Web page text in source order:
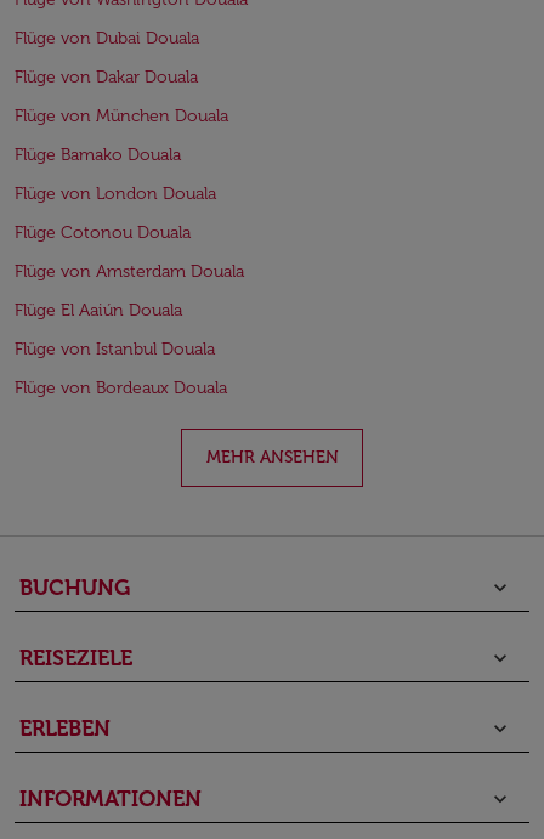
Flüge von Dubai Douala
Flüge von Dakar Douala
Flüge von München Douala
Flüge Bamako Douala
Flüge von London Douala
Flüge Cotonou Douala
Flüge von Amsterdam Douala
Flüge El Aaiún Douala
Flüge von Istanbul Douala
Flüge von Bordeaux Douala
MEHR ANSEHEN
BUCHUNG keyboard_arrow_down
REISEZIELE keyboard_arrow_down
ERLEBEN keyboard_arrow_down
INFORMATIONEN keyboard_arrow_down